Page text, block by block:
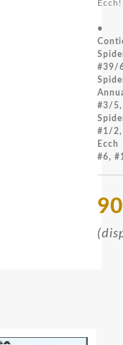
•
#39/
#3/5,
#1/
#6,